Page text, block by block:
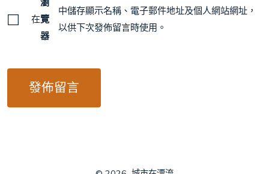
在
瀏
覽
器
中儲存顯示名稱、電子郵件地址及個人網站網址，
以供下次發佈留言時使用。